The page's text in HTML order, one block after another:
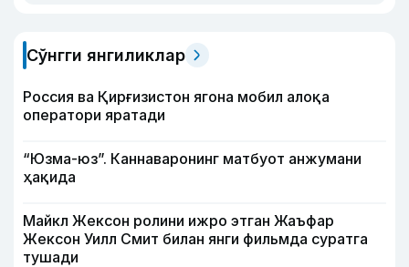
Сўнгги янгиликлар
Россия ва Қирғизистон ягона мобил алоқа
оператори яратади
“Юзма-юз”. Каннаваронинг матбуот анжумани
ҳақида
Майкл Жексон ролини ижро этган Жаъфар
Жексон Уилл Смит билан янги фильмда суратга
тушади